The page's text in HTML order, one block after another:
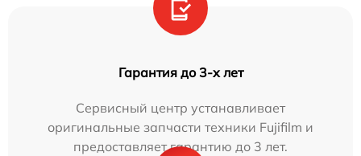
Гарантия до 3-х лет
Сервисный центр устанавливает
оригинальные запчасти техники Fujifilm и
предоставляет гарантию до 3 лет.